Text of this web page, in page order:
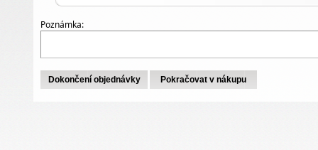
Poznámka: